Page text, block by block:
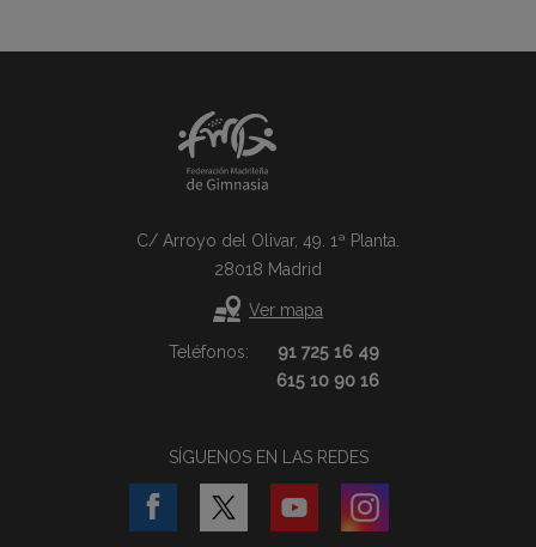
C/ Arroyo del Olivar, 49. 1ª Planta.
28018 Madrid
Ver mapa
Teléfonos:
91 725 16 49
615 10 90 16
SÍGUENOS EN LAS REDES